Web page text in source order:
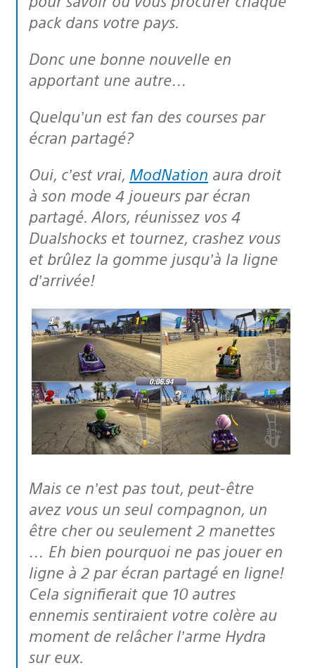
pack dans votre pays.
Donc une bonne nouvelle en
apportant une autre…
Quelqu’un est fan des courses par
écran partagé?
Oui, c’est vrai, ModNation aura droit
à son mode 4 joueurs par écran
partagé. Alors, réunissez vos 4
Dualshocks et tournez, crashez vous
et brûlez la gomme jusqu’à la ligne
d’arrivée!
Mais ce n’est pas tout, peut-être
avez vous un seul compagnon, un
être cher ou seulement 2 manettes
… Eh bien pourquoi ne pas jouer en
ligne à 2 par écran partagé en ligne!
Cela signifierait que 10 autres
ennemis sentiraient votre colère au
moment de relâcher l’arme Hydra
sur eux.